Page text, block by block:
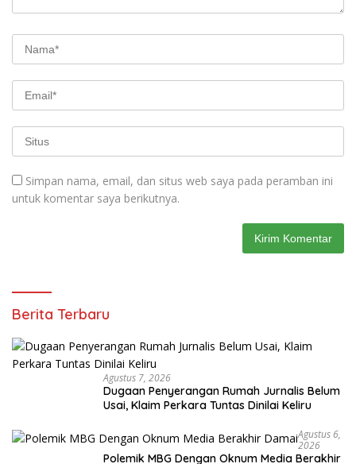
Simpan nama, email, dan situs web saya pada peramban ini
untuk komentar saya berikutnya.
Berita Terbaru
Agustus 7, 2026
Dugaan Penyerangan Rumah Jurnalis Belum
Usai, Klaim Perkara Tuntas Dinilai Keliru
Agustus 6,
2026
Polemik MBG Dengan Oknum Media Berakhir